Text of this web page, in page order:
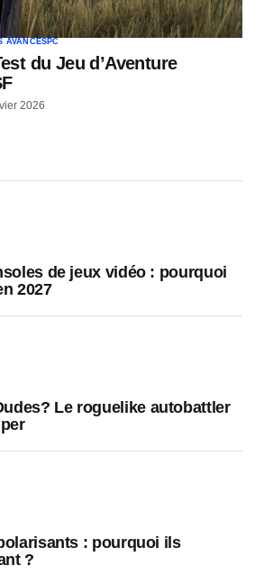
AVANCÉS PC
du Jeu d’Aventure
2026
de jeux vidéo : pourquoi
2027
Le roguelike autobattler
: pourquoi ils
?